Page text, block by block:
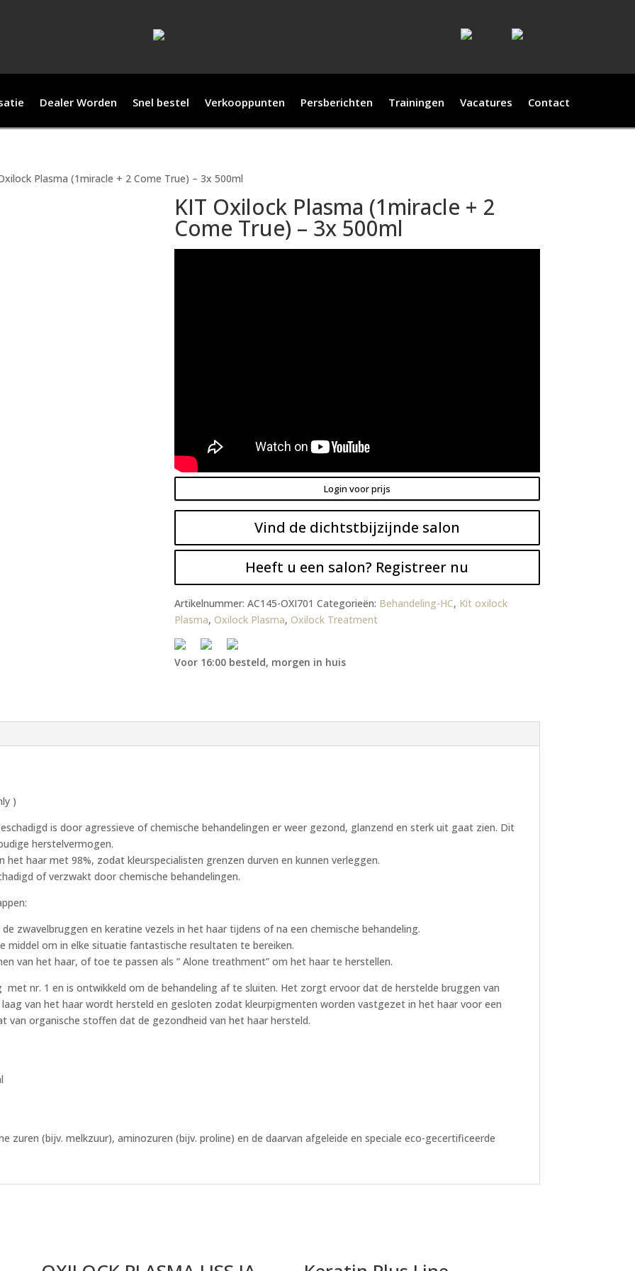
Dealer Worden Snel bestel Verkooppunten Persberichten Trainingen Vacatures Contact
Plasma (1miracle + 2 Come True) – 3x 500ml
KIT Oxilock Plasma (1miracle + 2
Come True) – 3x 500ml
Login voor prijs
Vind de dichtstbijzijnde salon
Heeft u een salon? Registreer nu
Artikelnummer: AC145-OXI701 Categorieën: Behandeling-HC, Kit oxilock
Plasma, Oxilock Plasma, Oxilock Treatment
Voor 16:00 besteld, morgen in huis
)
is door agressieve of chemische behandelingen er weer gezond, glanzend en sterk uit gaat zien. Dit
herstelvermogen.
het haar met 98%, zodat kleurspecialisten grenzen durven en kunnen verleggen.
of verzwakt door chemische behandelingen.
zwavelbruggen en keratine vezels in het haar tijdens of na een chemische behandeling.
middel om in elke situatie fantastische resultaten te bereiken.
van het haar, of toe te passen als ” Alone treathment” om het haar te herstellen.
met nr. 1 en is ontwikkeld om de behandeling af te sluiten. Het zorgt ervoor dat de herstelde bruggen van
van het haar wordt hersteld en gesloten zodat kleurpigmenten worden vastgezet in het haar voor een
van organische stoffen dat de gezondheid van het haar hersteld.
zuren (bijv. melkzuur), aminozuren (bijv. proline) en de daarvan afgeleide en speciale eco-gecertificeerde